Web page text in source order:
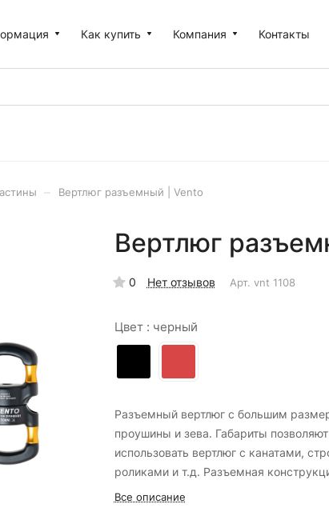
Как купить Компания Контакты
Вертлюг разъемный | Vento
Вертлюг
0 Нет отзывов Арт. vnt 1108
Цвет : черный
Разъемный вертлюг с большим
проушины и зева. Габариты позволяют
использовать вертлюг с канатами,
роликами и т.д. Разъемная
позволяет исключить при соединении
Все описание